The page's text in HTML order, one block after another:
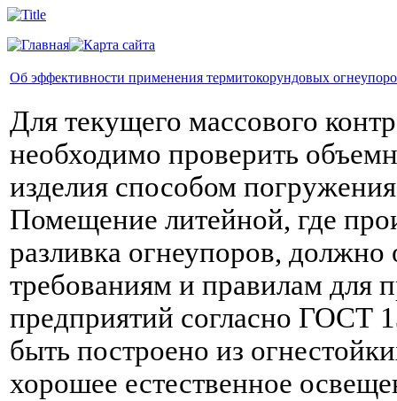
Об эффективности применения термитокорундовых
Для текущего массового
необходимо проверить
изделия способом
Помещение литейной, где
разливка огнеупоров, должно
требованиям и правилам для
предприятий согласно ГОСТ
быть построено из
хорошее естественное